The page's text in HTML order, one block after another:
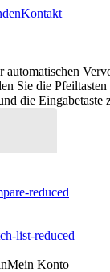
Kontakt
automatischen
Sie die Pfeiltasten
die Eingabetaste
Mein Konto